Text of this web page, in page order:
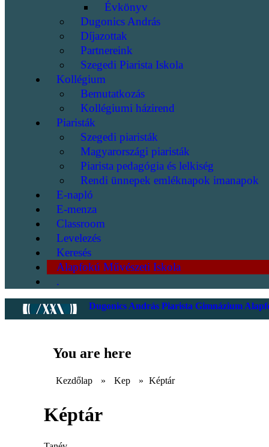
Évkönyv
Dugonics András
Díjazottak
Partnereink
Szegedi Piarista Iskola
Kollégium
Bemutatkozás
Kollégiumi házirend
Piaristák
Szegedi piaristák
Magyarországi piaristák
Piarista pedagógia és lelkiség
Rendi ünnepek emléknapok imanapok
E-napló
E-menza
Classroom
Levelezés
Keresés
Alapfokú Művészeti Iskola
.
Dugonics András Piarista Gimnázium
You are here
Kezdőlap » Kep » Képtár
Képtár